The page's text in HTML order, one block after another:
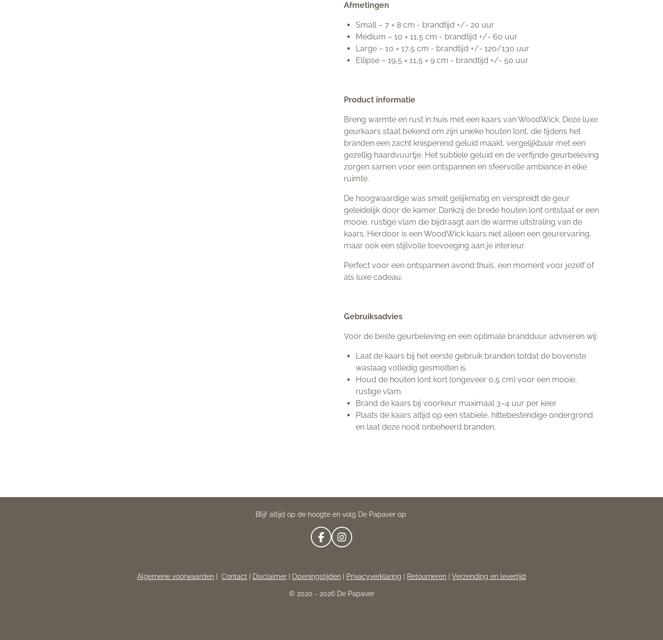
Afmetingen
Small – 7 × 8 cm - brandtijd +/- 20 uur
Medium – 10 × 11,5 cm - brandtijd +/- 60 uur
Large – 10 × 17,5 cm - brandtijd +/- 120/130 uur
Ellipse – 19,5 × 11,5 × 9 cm - brandtijd +/- 50 uur
Product informatie
Breng warmte en rust in huis met een kaars van WoodWick. Deze luxe
geurkaars staat bekend om zijn unieke houten lont, die tijdens het
branden een zacht knisperend geluid maakt, vergelijkbaar met een
gezellig haardvuurtje. Het subtiele geluid en de verfijnde geurbeleving
zorgen samen voor een ontspannen en sfeervolle ambiance in elke
ruimte.
De hoogwaardige was smelt gelijkmatig en verspreidt de geur
geleidelijk door de kamer. Dankzij de brede houten lont ontstaat er een
mooie, rustige vlam die bijdraagt aan de warme uitstraling van de
kaars. Hierdoor is een WoodWick kaars niet alleen een geurervaring,
maar ook een stijlvolle toevoeging aan je interieur.
Perfect voor een ontspannen avond thuis, een moment voor jezelf of
als luxe cadeau.
Gebruiksadvies
Voor de beste geurbeleving en een optimale brandduur adviseren wij:
Laat de kaars bij het eerste gebruik branden totdat de bovenste
waslaag volledig gesmolten is.
Houd de houten lont kort (ongeveer 0,5 cm) voor een mooie,
rustige vlam.
Brand de kaars bij voorkeur maximaal 3–4 uur per keer.
Plaats de kaars altijd op een stabiele, hittebestendige ondergrond
en laat deze nooit onbeheerd branden.
Blijf altijd op de hoogte en volg De Papaver op
F
A
B
O
I
N
A
R
Algemene voorwaarden Contact Disclaimer Openingstijden Privacyverklaring Retourneren Verzending en levertijd
© 2020 - 2026 De Papaver